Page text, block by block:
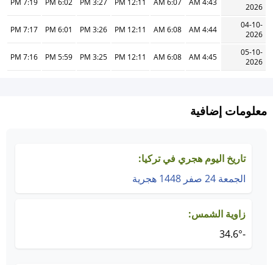
2026
4:43 AM
6:07 AM
12:11 PM
3:27 PM
6:02 PM
7:19 PM
04-10-
2026
4:44 AM
6:08 AM
12:11 PM
3:26 PM
6:01 PM
7:17 PM
05-10-
2026
4:45 AM
6:08 AM
12:11 PM
3:25 PM
5:59 PM
7:16 PM
معلومات إضافية
تاريخ اليوم هجري في تركيا:
الجمعة 24 صفر 1448 هجرية
زاوية الشمس:
-34.6°